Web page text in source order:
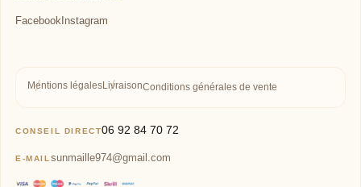
Mentions légalesLivraisonConditions générales de vente
CONSEIL DIRECT06 92 84 70 72
E-MAIL sunmaille974@gmail.com